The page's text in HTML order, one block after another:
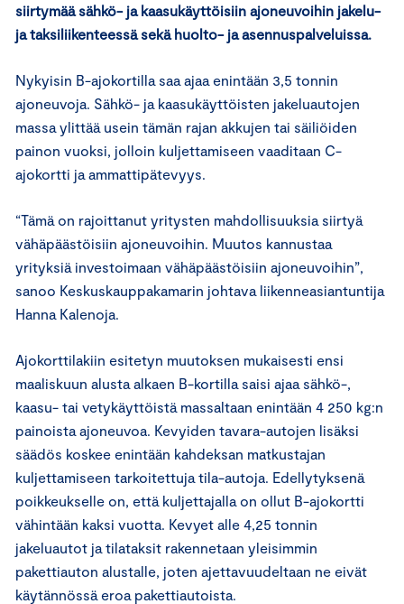
siirtymää sähkö- ja kaasukäyttöisiin ajoneuvoihin jakelu-
ja taksiliikenteessä sekä huolto- ja asennuspalveluissa.
Nykyisin B-ajokortilla saa ajaa enintään 3,5 tonnin
ajoneuvoja. Sähkö- ja kaasukäyttöisten jakeluautojen
massa ylittää usein tämän rajan akkujen tai säiliöiden
painon vuoksi, jolloin kuljettamiseen vaaditaan C-
ajokortti ja ammattipätevyys.
“Tämä on rajoittanut yritysten mahdollisuuksia siirtyä
vähäpäästöisiin ajoneuvoihin. Muutos kannustaa
yrityksiä investoimaan vähäpäästöisiin ajoneuvoihin”,
sanoo Keskuskauppakamarin johtava liikenneasiantuntija
Hanna Kalenoja.
Ajokorttilakiin esitetyn muutoksen mukaisesti ensi
maaliskuun alusta alkaen B-kortilla saisi ajaa sähkö-,
kaasu- tai vetykäyttöistä massaltaan enintään 4 250 kg:n
painoista ajoneuvoa. Kevyiden tavara-autojen lisäksi
säädös koskee enintään kahdeksan matkustajan
kuljettamiseen tarkoitettuja tila-autoja. Edellytyksenä
poikkeukselle on, että kuljettajalla on ollut B-ajokortti
vähintään kaksi vuotta. Kevyet alle 4,25 tonnin
jakeluautot ja tilataksit rakennetaan yleisimmin
pakettiauton alustalle, joten ajettavuudeltaan ne eivät
käytännössä eroa pakettiautoista.